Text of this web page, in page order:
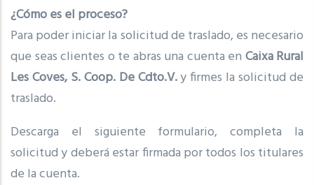
¿Cómo es el proceso?
Para poder iniciar la solicitud de traslado, es necesario
que seas clientes o te abras una cuenta en Caixa Rural
Les Coves, S. Coop. De Cdto.V.y firmes la solicitud de
traslado.
Descarga el siguiente formulario, completa la
solicitud y deberá estar firmada por todos los titulares
de la cuenta.